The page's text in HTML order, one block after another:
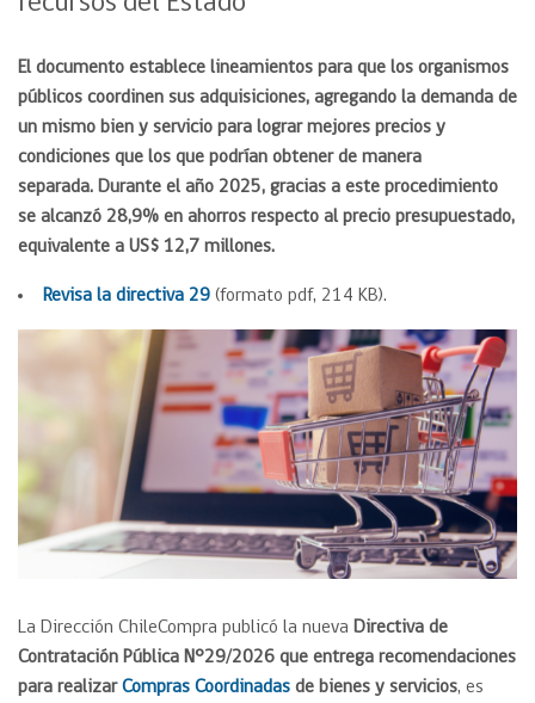
El documento establece lineamientos para que los organismos
públicos coordinen sus adquisiciones, agregando la demanda de
un mismo bien y servicio para lograr mejores precios y
condiciones que los que podrían obtener de manera
separada. Durante el año 2025, gracias a este procedimiento
se alcanzó 28,9% en ahorros respecto al precio presupuestado,
equivalente a US$ 12,7 millones.
Revisa la directiva 29 (formato pdf, 214 KB).
La Dirección ChileCompra publicó la nueva Directiva de
Contratación Pública N°29/2026 que entrega recomendaciones
para realizarCompras Coordinadas de bienes y servicios, es